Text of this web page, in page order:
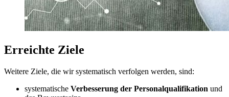
Erreichte Ziele
Weitere Ziele, die wir systematisch verfolgen werden, sind:
systematische Verbesserung der Personalqualifikation und